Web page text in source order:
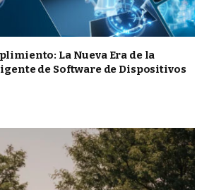
La Nueva Era de la
de Software de Dispositivos